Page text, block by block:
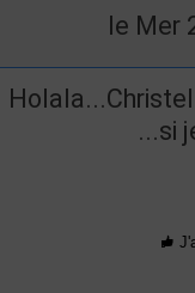
le Mer
...si